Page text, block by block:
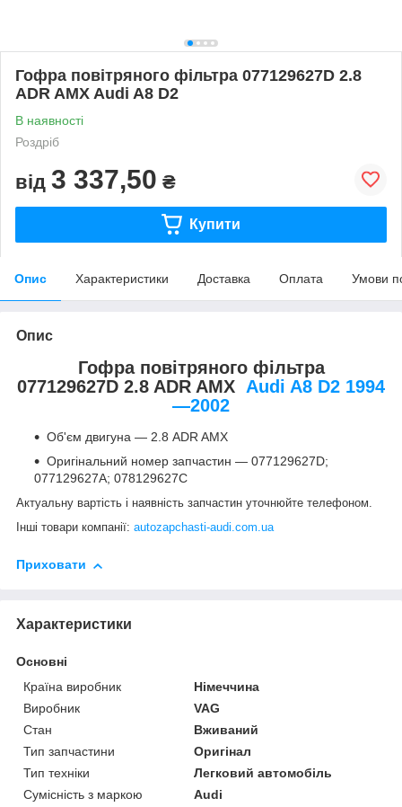
Гофра повітряного фільтра 077129627D 2.8
ADR AMX Audi A8 D2
В наявності
Роздріб
від 3 337,50 ₴
Купити
Опис Характеристики Доставка Оплата Умови
Опис
Гофра повітряного фільтра
077129627D 2.8 ADR AMX Audi A8 D2 1994
—2002
Об'єм двигуна — 2.8 ADR AMX
Оригінальний номер запчастин — 077129627D;
077129627A; 078129627C
Актуальну вартість і наявність запчастин уточнюйте телефоном.
Інші товари компанії: autozapchasti-audi.com.ua
Приховати
Характеристики
Основні
Країна виробник
Німеччина
Виробник
VAG
Стан
Вживаний
Тип запчастини
Оригінал
Тип техніки
Легковий автомобіль
Сумісність з маркою
Audi